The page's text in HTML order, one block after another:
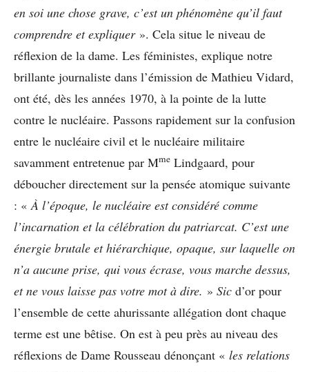
en soi une chose grave, c’est un phénomène qu’il faut
comprendre et expliquer ». Cela situe le niveau de
réflexion de la dame. Les féministes, explique notre
brillante journaliste dans l’émission de Mathieu Vidard,
ont été, dès les années 1970, à la pointe de la lutte
contre le nucléaire. Passons rapidement sur la confusion
entre le nucléaire civil et le nucléaire militaire
savamment entretenue par Mme Lindgaard, pour
déboucher directement sur la pensée atomique suivante
: « À l’époque, le nucléaire est considéré comme
l’incarnation et la célébration du patriarcat. C’est une
énergie brutale et hiérarchique, opaque, sur laquelle on
n’a aucune prise, qui vous écrase, vous marche dessus,
et ne vous laisse pas votre mot à dire. » Sic d’or pour
l’ensemble de cette ahurissante allégation dont chaque
terme est une bêtise. On est à peu près au niveau des
réflexions de Dame Rousseau dénonçant « les relations